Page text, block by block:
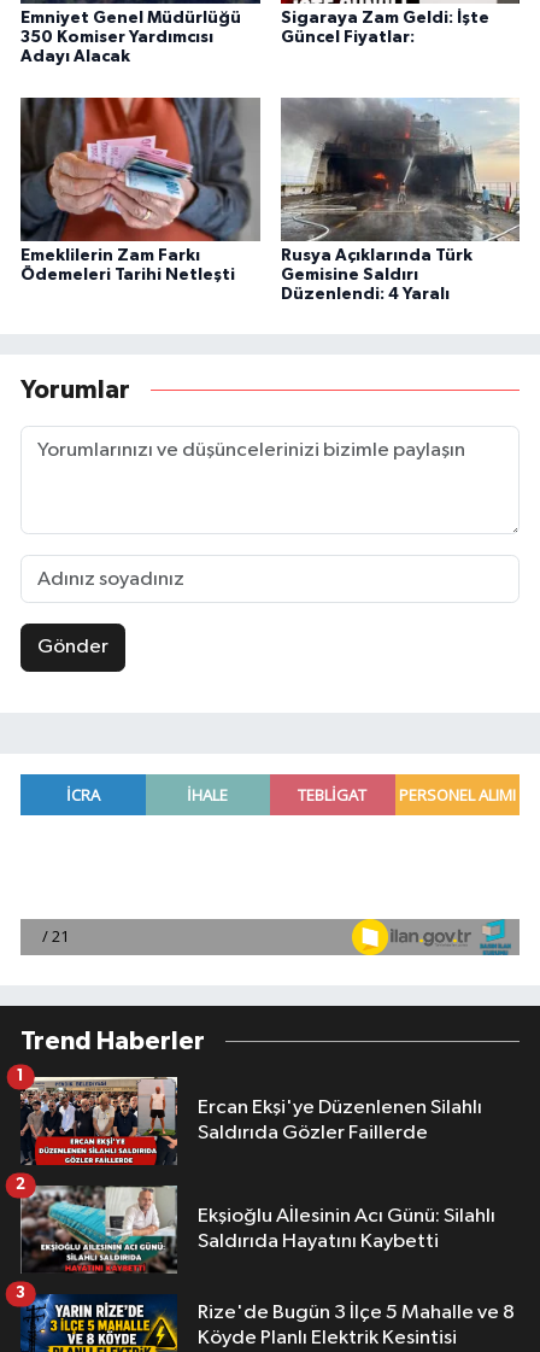
Emniyet Genel Müdürlüğü
350 Komiser Yardımcısı
Adayı Alacak
Sigaraya Zam Geldi: İşte
Güncel Fiyatlar:
Emeklilerin Zam Farkı
Ödemeleri Tarihi Netleşti
Rusya Açıklarında Türk
Gemisine Saldırı
Düzenlendi: 4 Yaralı
Yorumlar
Gönder
Trend Haberler
Ercan Ekşi'ye Düzenlenen Silahlı
Saldırıda Gözler Faillerde
1
Ekşioğlu Aİlesinin Acı Günü: Silahlı
Saldırıda Hayatını Kaybetti
2
Rize'de Bugün 3 İlçe 5 Mahalle ve 8
Köyde Planlı Elektrik Kesintisi
3